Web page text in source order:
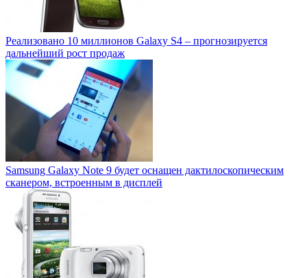
Реализовано 10 миллионов Galaxy S4 – прогнозируется
дальнейший рост продаж
Samsung Galaxy Note 9 будет оснащен дактилоскопическим
сканером, встроенным в дисплей